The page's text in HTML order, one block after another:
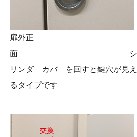
扉外正
面 シ
リンダーカバーを回すと鍵穴が見え
るタイプです